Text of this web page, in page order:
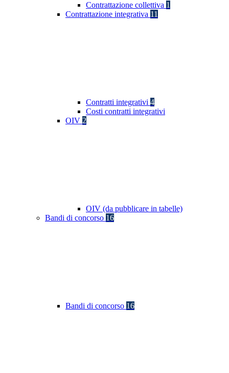
Contrattazione collettiva 1
Contrattazione integrativa 11
Contratti integrativi 4
Costi contratti integrativi
OIV 2
OIV (da pubblicare in tabelle)
Bandi di concorso 16
Bandi di concorso 16